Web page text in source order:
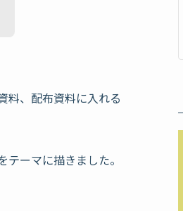
料、配布資料に入れる
ーマに描きました。